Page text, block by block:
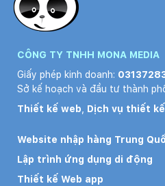
CÔNG TY TNHH MONA MEDIA
Giấy phép kinh doanh:
Sở kế hoạch và đầu tư thành
Thiết kế web
Dịch vụ thiết
Website nhập hàng Trung
Lập trình ứng dụng di động
Thiết kế Web app